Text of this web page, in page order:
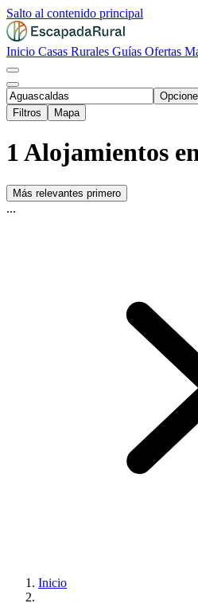
Salto al contenido principal
Inicio Casas Rurales Guías Ofertas
Filtros
Mapa
1 Alojamientos
Más relevantes primero
...
Inicio